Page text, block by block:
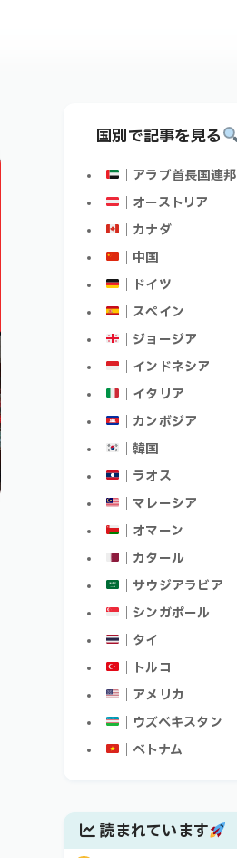
国別で記事を見る
｜アラブ首長国連邦
｜オーストリア
｜カナダ
｜中国
｜ドイツ
｜スペイン
｜ジョージア
｜インドネシア
｜イタリア
｜カンボジア
｜韓国
｜ラオス
｜マレーシア
｜オマーン
｜カタール
｜サウジアラビア
｜シンガポール
｜タイ
｜トルコ
｜アメリカ
｜ウズベキスタン
｜ベトナム
読まれています